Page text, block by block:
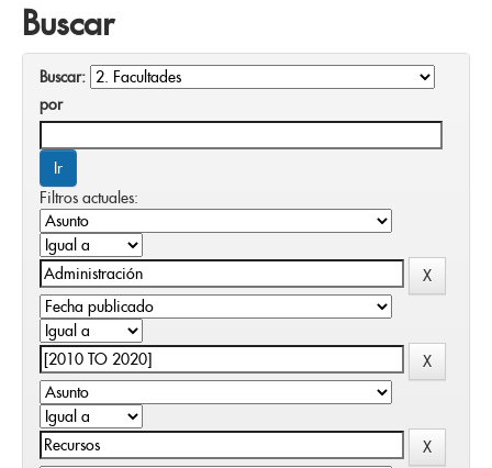
Buscar
Buscar:
por
Filtros actuales: